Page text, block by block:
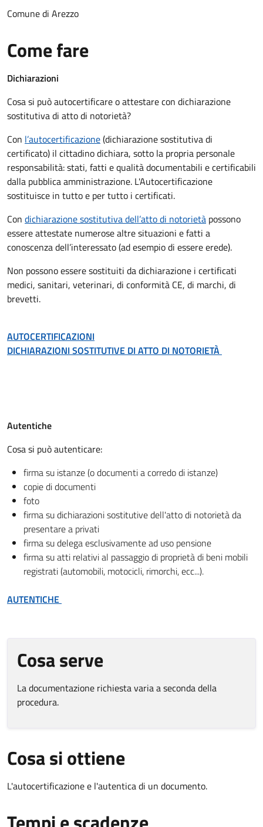
Comune di Arezzo
Come fare
Dichiarazioni
Cosa si può autocertificare o attestare con dichiarazione
sostitutiva di atto di notorietà?
Con l’autocertificazione(dichiarazione sostitutiva di
certificato) il cittadino dichiara, sotto la propria personale
responsabilità: stati, fatti e qualità documentabili e certificabili
dalla pubblica amministrazione. L'Autocertificazione
sostituisce in tutto e per tutto i certificati.
Con dichiarazione sostitutiva dell’atto di notorietà possono
essere attestate numerose altre situazioni e fatti a
conoscenza dell’interessato (ad esempio di essere erede).
Non possono essere sostituiti da dichiarazione i certificati
medici, sanitari, veterinari, di conformità CE, di marchi, di
brevetti.
AUTOCERTIFICAZIONI
DICHIARAZIONI SOSTITUTIVE DI ATTO DI NOTORIETÀ
Autentiche
Cosa si può autenticare:
firma su istanze (o documenti a corredo di istanze)
copie di documenti
foto
firma su dichiarazioni sostitutive dell'atto di notorietà da
presentare a privati
firma su delega esclusivamente ad uso pensione
firma su atti relativi al passaggio di proprietà di beni mobili
registrati (automobili, motocicli, rimorchi, ecc...).
AUTENTICHE
Cosa serve
La documentazione richiesta varia a seconda della
procedura.
Cosa si ottiene
L'autocertificazione e l'autentica di un documento.